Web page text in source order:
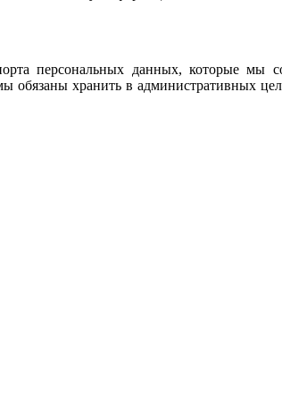
персональных данных, которые мы
обязаны хранить в административных